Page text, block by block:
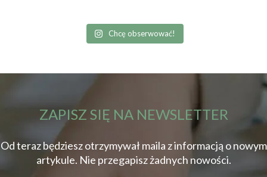
Chcę obserwować!
ZAPISZ SIĘ NA NEWSLETTER
Od teraz będziesz otrzymywał maila z informacją o nowym
artykule. Nie przegapisz żadnych nowości.